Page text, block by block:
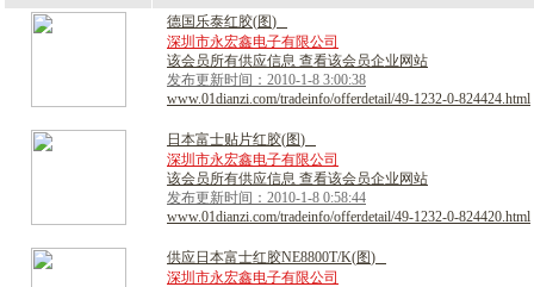
德国 乐泰红胶(图)
深圳市永宏鑫电子有限公司
该会员所有供应信息 查看该会员企业网站
发布更新时间：2010-1-8 3:00:38
www.01dianzi.com/tradeinfo/offerdetail/49-1232-0-824424.html
日 本富士贴片红胶(图)
深圳市永宏鑫电子有限公司
该会员所有供应信息 查看该会员企业网站
发布更新时间：2010-1-8 0:58:44
www.01dianzi.com/tradeinfo/offerdetail/49-1232-0-824420.html
供应日 本富士红胶NE8800T/K(图)
深圳市永宏鑫电子有限公司